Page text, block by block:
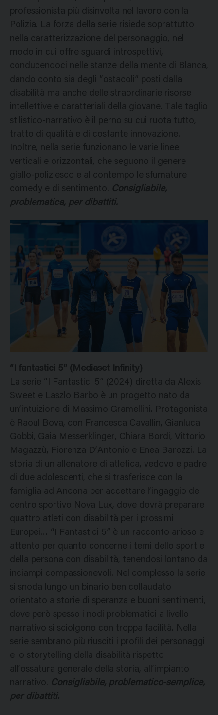
professionista più disinvolta nel lavoro con la
Polizia. La forza della serie risiede soprattutto
nella caratterizzazione del personaggio, nel
modo in cui offre sguardi introspettivi,
conducendoci nelle stanze della mente di Blanca,
dando conto sia degli “ostacoli” posti dalla
disabilità ma anche delle straordinarie risorse
intellettive e caratteriali della giovane. Tale taglio
stilistico-narrativo è il perno su cui ruota tutto,
tratto di qualità e di costante innovazione.
Inoltre, nella serie funzionano le varie linee
verticali e orizzontali, che seguono il genere
giallo-poliziesco e al contempo le sfumature
comedy e di sentimento. Consigliabile,
problematica, per dibattiti.
“I fantastici 5” (Mediaset Infinity)
La serie “I Fantastici 5” (2024) diretta da Alexis
Sweet e Laszlo Barbo è un progetto nato da
un’intuizione di Massimo Gramellini. Protagonista
è Raoul Bova, con Francesca Cavallin, Gianluca
Gobbi, Gaia Messerklinger, Chiara Bordi, Vittorio
Magazzù, Fiorenza D’Antonio e Enea Barozzi. La
storia di un allenatore di atletica, vedovo e padre
di due adolescenti, che si trasferisce con la
famiglia ad Ancona per accettare l’ingaggio del
centro sportivo Nova Lux, dove dovrà preparare
quattro atleti con disabilità per i prossimi
Europei… “I Fantastici 5” è un racconto arioso e
attento per quanto concerne i temi dello sport e
della persona con disabilità, tenendosi lontano da
inciampi compassionevoli. Nel complesso la serie
si snoda lungo un binario ben collaudato
orientato a storie di speranza e buoni sentimenti,
dove però spesso i nodi problematici a livello
narrativo si sciolgono con troppa facilità. Nella
serie sembrano più riusciti i profili dei personaggi
e lo storytelling della disabilità rispetto
all’ossatura generale della storia, all’impianto
narrativo. Consigliabile, problematico-semplice,
per dibattiti.